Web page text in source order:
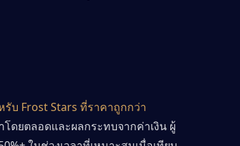
บ Frost Stars ที่ราคาถูกกว่า
ดยตลอดและผลกระทบจากค่าเงิน ผู้